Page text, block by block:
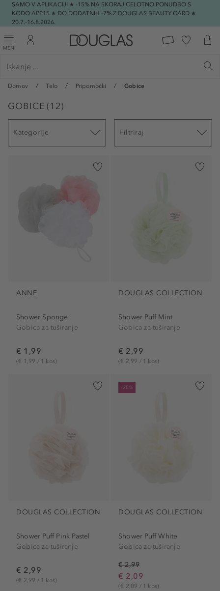
SAMO V APLIKACIJI ★ -15% NA SKORAJ CELOTNO PONUDBO S
KODO APP15 ★ DO DODATNIH -7% Z DOUGLAS BEAUTY CARD ★
20.7.-16.8.2026.
MENI
Domov Telo Pripomočki Gobice
GOBICE (12)
Kategorije Filtriraj
ANNE
Shower Sponge
Gobica za tuširanje
€ 1,99
(€ 1,99 / 1 kos)
DOUGLAS COLLECTION
Shower Puff Mint
Gobica za tuširanje
€ 2,99
(€ 2,99 / 1 kos)
DOUGLAS COLLECTION
Shower Puff Pink Pastel
Gobica za tuširanje
€ 2,99
(€ 2,99 / 1 kos)
-30%
DOUGLAS COLLECTION
Shower Puff White
Gobica za tuširanje
€ 2,99
€ 2,09
(€ 2,09 / 1 kos)